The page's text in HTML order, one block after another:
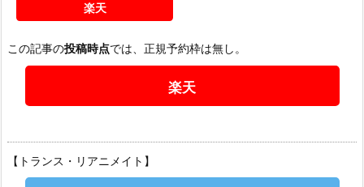
楽天
この記事の投稿時点では、正規予約枠は無し。
楽天
【トランス・リアニメイト】